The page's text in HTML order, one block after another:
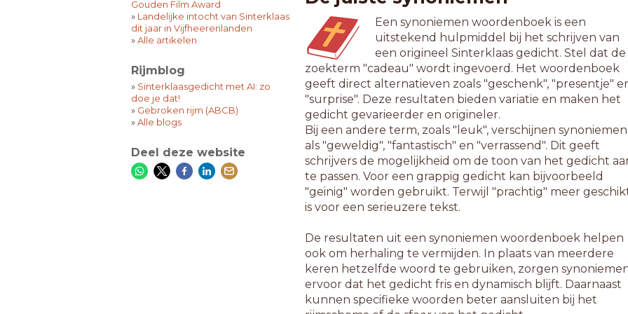
Gouden Film Award
» Landelijke intocht van Sinterklaas
dit jaar in Vijfheerenlanden
»Alle artikelen
Rijmblog
» Sinterklaasgedicht met AI: zo
doe je dat!
» Gebroken rijm (ABCB)
»Alle blogs
Deel deze website
Een synoniemen woordenboek is een
uitstekend hulpmiddel bij het schrijven van
een origineel Sinterklaas gedicht. Stel dat de
zoekterm "cadeau" wordt ingevoerd. Het woordenboek
geeft direct alternatieven zoals "geschenk", "presentje"
"surprise". Deze resultaten bieden variatie en maken het
gedicht gevarieerder en origineler.
Bij een andere term, zoals "leuk", verschijnen synoniemen
als "geweldig", "fantastisch" en "verrassend". Dit geeft
schrijvers de mogelijkheid om de toon van het gedicht
te passen. Voor een grappig gedicht kan bijvoorbeeld
"geinig" worden gebruikt. Terwijl "prachtig" meer
is voor een serieuzere tekst.
De resultaten uit een synoniemen woordenboek helpen
ook om herhaling te vermijden. In plaats van meerdere
keren hetzelfde woord te gebruiken, zorgen
ervoor dat het gedicht fris en dynamisch blijft. Daarnaast
kunnen specifieke woorden beter aansluiten bij het